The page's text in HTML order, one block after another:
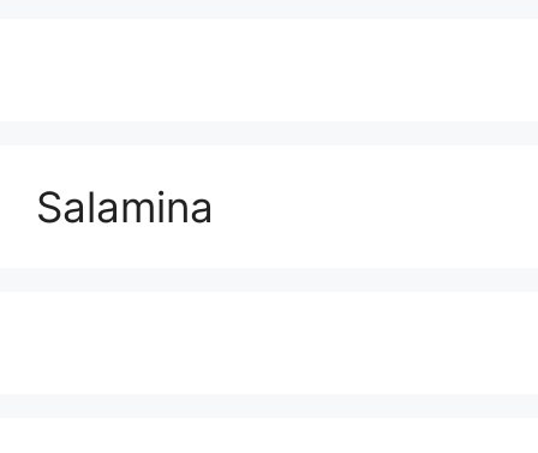
Salamina